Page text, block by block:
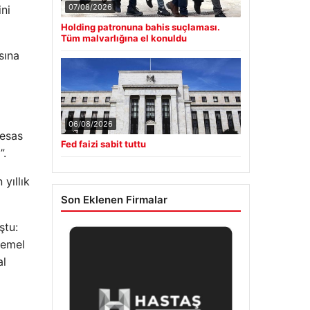
07/08/2026
Holding patronuna bahis suçlaması.
Tüm malvarlığına el konuldu
06/08/2026
Fed faizi sabit tuttu
Son Eklenen Firmalar